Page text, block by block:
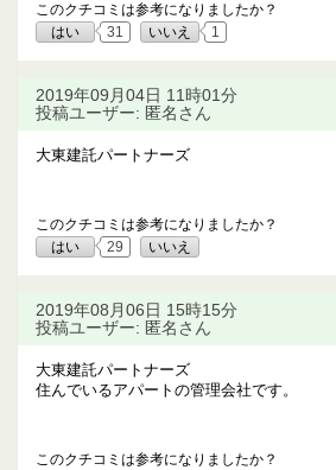
このクチコミは参考になりましたか？
はい
31 いいえ 1
2019年09月04日 11時01分
投稿ユーザー: 匿名さん
大東建託パートナーズ
このクチコミは参考になりましたか？
はい
29 いいえ
2019年08月06日 15時15分
投稿ユーザー: 匿名さん
大東建託パートナーズ
住んでいるアパートの管理会社です。
このクチコミは参考になりましたか？